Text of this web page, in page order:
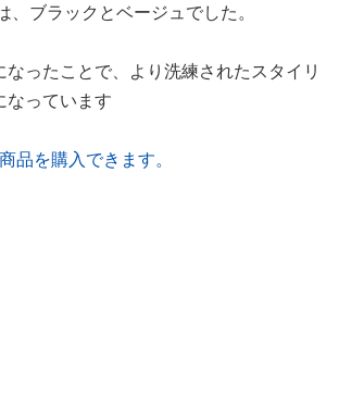
、ブラックとベージュでした。
ったことで、より洗練されたスタイリ
なっています
品を購入できます。